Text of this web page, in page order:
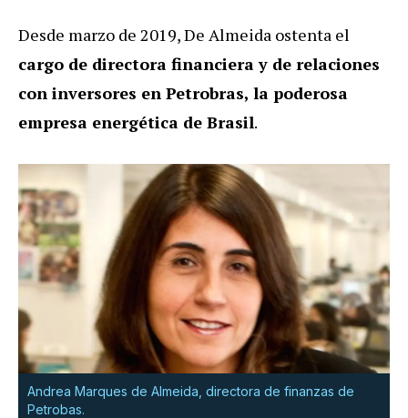
Desde marzo de 2019, De Almeida ostenta el
cargo de directora financiera y de relaciones
con inversores en Petrobras, la poderosa
empresa energética de Brasil.
Andrea Marques de Almeida, directora de finanzas de
Petrobas.